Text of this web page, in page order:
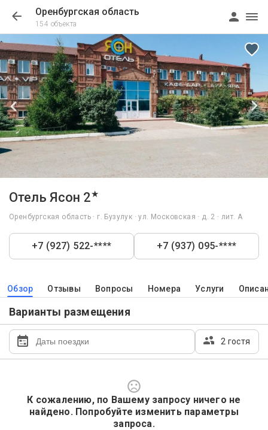
Оренбургская область
154 объекта
Отель Ясон 2★
Оренбургская область · г. Бузулук · ул. Московская · д. 2 · лит. А
+7 (927) 522-**** +7 (937) 095-****
Обзор Отзывы Вопросы Номера Услуги
Варианты размещения
2 гостя
К сожалению, по Вашему запросу ничего не
найдено. Попробуйте изменить параметры
запроса.